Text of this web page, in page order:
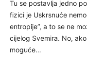
Tu se postavlja jedno
fizici je Uskrsnuće
entropije“, a to se ne
cijelog Svemira. No,
moguće…